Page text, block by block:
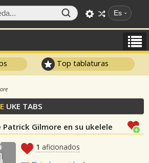
Es
Top tablaturas
UKE TABS
Gilmore en su ukelele
1 aficionados